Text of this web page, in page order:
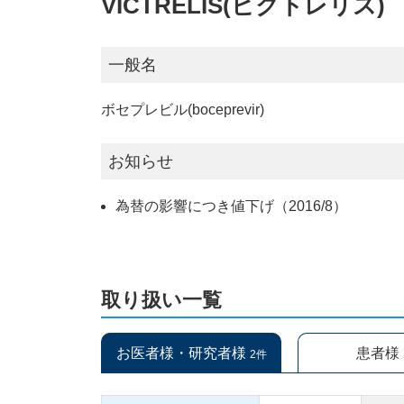
一般名
ボセプレビル(boceprevir)
お知らせ
為替の影響につき値下げ（2016/8）
取り扱い一覧
お医者様・研究者様 2件 患者様